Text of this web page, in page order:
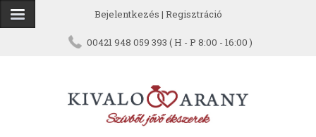
Bejelentkezés | Regisztráció
00421 948 059 393 ( H - P 8:00 - 16:00 )